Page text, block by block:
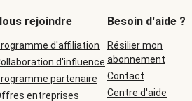
rejoindre
d'affiliation
d'influence
partenaire
entreprises
Besoin d'aide ?
Résilier mon
abonnement
Contact
Centre d'aide